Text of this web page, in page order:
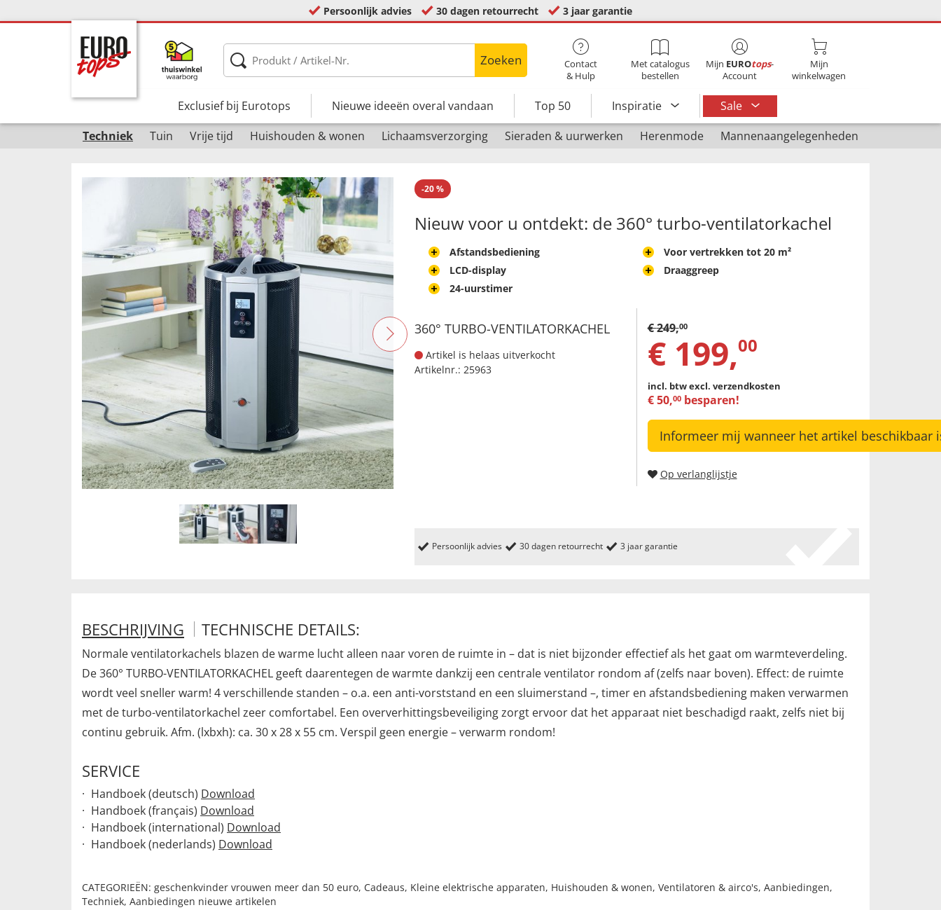
Persoonlijk advies 30 dagen retourrecht 3 jaar garantie
Zoeken
Contact
& Hulp
Met catalogus
bestellen
Mijn EUROtops-
Account
Mijn
winkelwagen
Exclusief bij Eurotops Nieuwe ideeën overal vandaan Top 50 Inspiratie
Sale
Techniek
Tuin Vrije tijd Huishouden & wonen Lichaamsverzorging Sieraden & uurwerken Herenmode Mannenaangelegenheden
-20%
Nieuw voor u ontdekt: de 360° turbo-ventilatorkachel
Afstandsbediening
LCD-display
24-uurstimer
Voor vertrekken tot 20 m²
Draaggreep
360° TURBO-VENTILATORKACHEL
Artikel is helaas uitverkocht
Artikelnr.: 25963
€249,00
€ 199,00
incl. btwexcl. verzendkosten
€50,00besparen!
Informeer mij wanneer het artikel beschikbaar
Op verlanglijstje
Persoonlijk advies 30 dagen retourrecht 3 jaar garantie
BESCHRIJVING TECHNISCHE DETAILS:
Normale ventilatorkachels blazen de warme lucht alleen naar voren de ruimte in – dat is niet bijzonder effectief als het gaat om warmteverdeling.
De 360° TURBO-VENTILATORKACHEL geeft daarentegen de warmte dankzij een centrale ventilator rondom af (zelfs naar boven). Effect: de ruimte
wordt veel sneller warm! 4 verschillende standen – o.a. een anti-vorststand en een sluimerstand –, timer en afstandsbediening maken verwarmen
met de turbo-ventilatorkachel zeer comfortabel. Een oververhittingsbeveiliging zorgt ervoor dat het apparaat niet beschadigd raakt, zelfs niet bij
continu gebruik. Afm. (lxbxh): ca. 30 x 28 x 55 cm. Verspil geen energie – verwarm rondom!
SERVICE
Handboek (deutsch) Download
Handboek (français) Download
Handboek (international) Download
Handboek (nederlands) Download
CATEGORIEËN: geschenkvinder vrouwen meer dan 50 euro, Cadeaus, Kleine elektrische apparaten, Huishouden & wonen, Ventilatoren & airco's, Aanbiedingen,
Techniek, Aanbiedingen nieuwe artikelen